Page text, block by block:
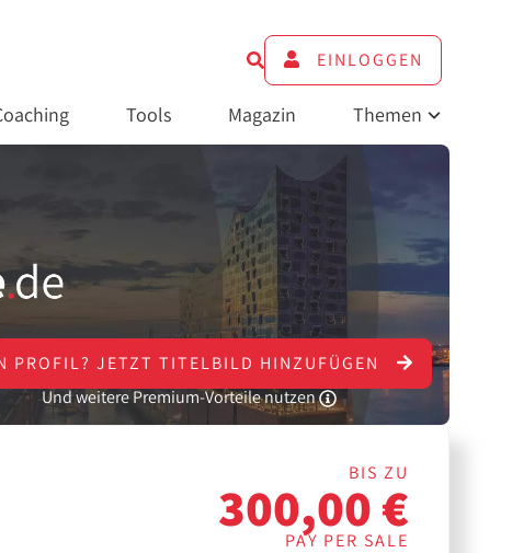
EINLOGGEN
Tools Magazin Themen
PROFIL? JETZT TITELBILD HINZUFÜGEN
Und weitere Premium-Vorteile nutzen
BIS ZU
300,00 €
PAY PER SALE